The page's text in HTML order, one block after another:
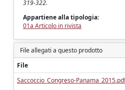
319-322.
Appartiene alla tipologia:
01a Articolo in rivista
File allegati a questo prodotto
File
Saccoccio_Congreso-